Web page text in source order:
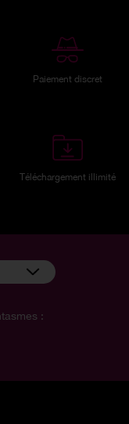
Paiement discret
Téléchargement illimité
: